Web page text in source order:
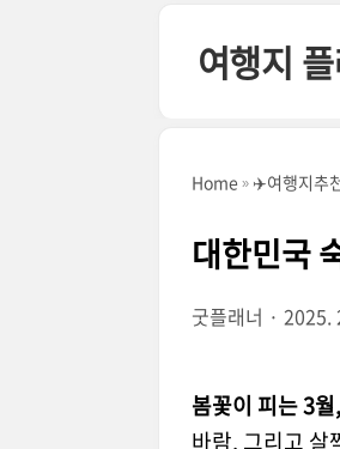
여행지
Home ✈️여행지추
대한민국
굿플래너 2025.
봄꽃이 피는 3
바람, 그리고 살